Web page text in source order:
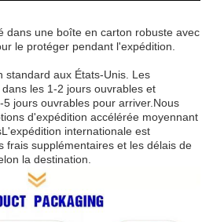
dans une boîte en carton robuste avec
le protéger pendant l'expédition.
standard aux États-Unis. Les
les 1-2 jours ouvrables et
jours ouvrables pour arriver.Nous
d'expédition accélérée moyennant
internationale est
frais supplémentaires et les délais de
la destination.